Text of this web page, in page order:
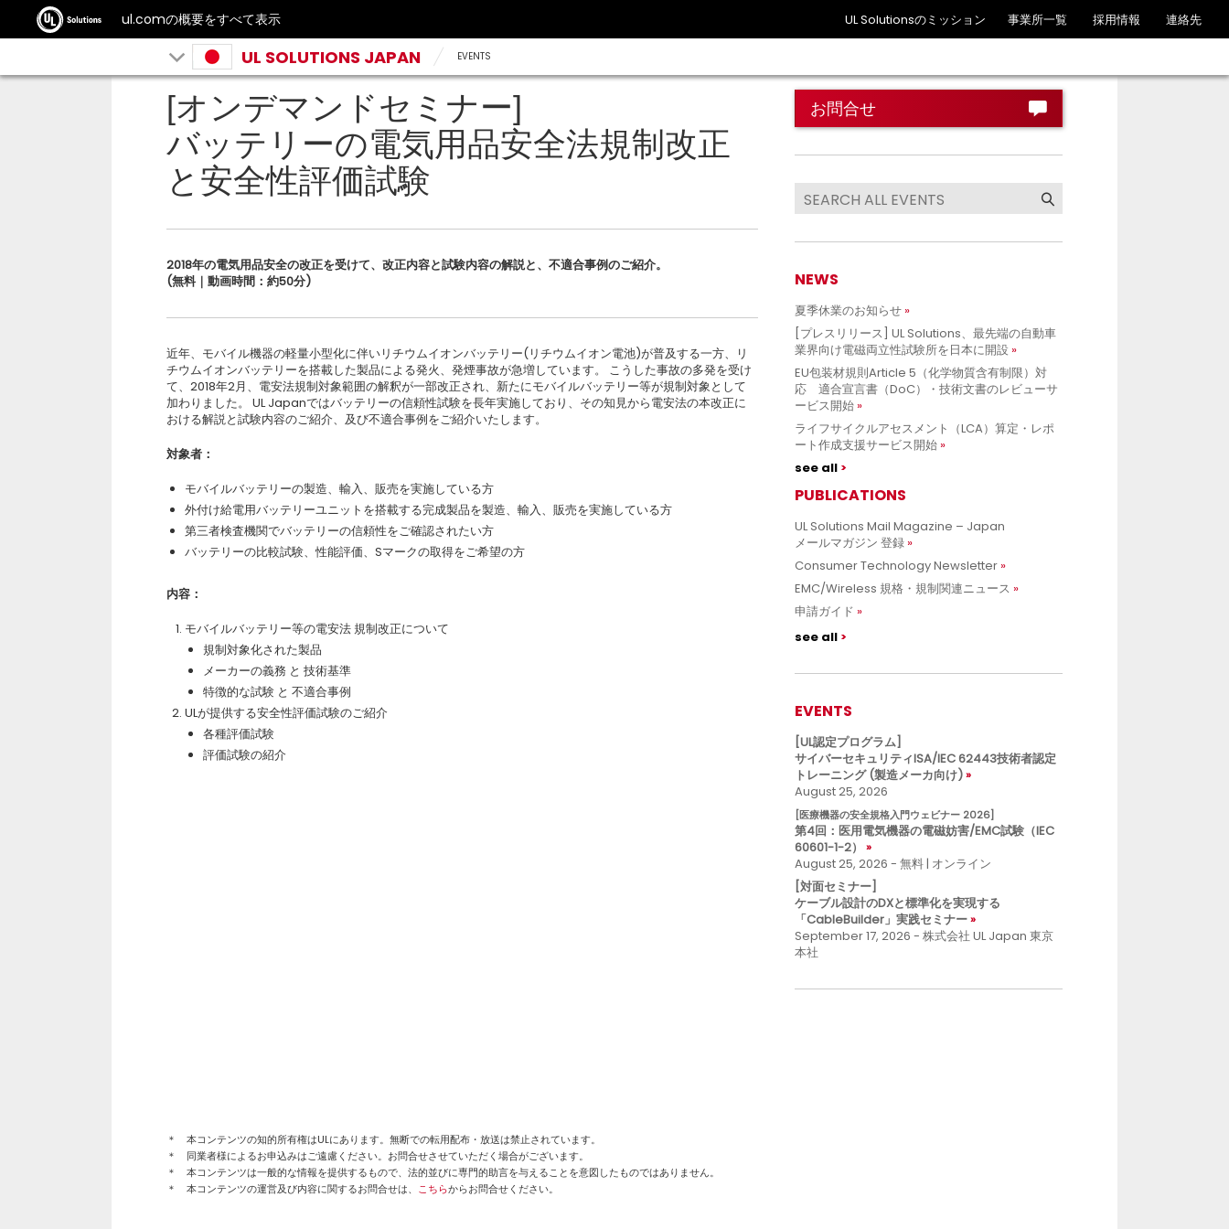
ul.comの概要をすべて表示 UL Solutionsのミッション 事業所一覧 採用情報 連絡先
UL SOLUTIONS JAPAN EVENTS
[オンデマンドセミナー]
バッテリーの電気用品安全法規制改正
と安全性評価試験
2018年の電気用品安全の改正を受けて、改正内容と試験内容の解説と、不適合事例のご紹介。
(無料｜動画時間：約50分)
近年、モバイル機器の軽量小型化に伴いリチウムイオンバッテリー(リチウムイオン電池)が普及する一方、リ
チウムイオンバッテリーを搭載した製品による発火、発煙事故が急増しています。 こうした事故の多発を受け
て、2018年2月、電安法規制対象範囲の解釈が一部改正され、新たにモバイルバッテリー等が規制対象として
加わりました。 UL Japanではバッテリーの信頼性試験を長年実施しており、その知見から電安法の本改正に
おける解説と試験内容のご紹介、及び不適合事例をご紹介いたします。
対象者：
モバイルバッテリーの製造、輸入、販売を実施している方
外付け給電用バッテリーユニットを搭載する完成製品を製造、輸入、販売を実施している方
第三者検査機関でバッテリーの信頼性をご確認されたい方
バッテリーの比較試験、性能評価、Sマークの取得をご希望の方
内容：
モバイルバッテリー等の電安法 規制改正について
規制対象化された製品
メーカーの義務 と 技術基準
特徴的な試験 と 不適合事例
ULが提供する安全性評価試験のご紹介
各種評価試験
評価試験の紹介
＊ 本コンテンツの知的所有権はULにあります。無断での転用配布・放送は禁止されています。
＊ 同業者様によるお申込みはご遠慮ください。お問合せさせていただく場合がございます。
＊ 本コンテンツは一般的な情報を提供するもので、法的並びに専門的助言を与えることを意図したものではありません。
＊ 本コンテンツの運営及び内容に関するお問合せは、 こちらからお問合せください。
お問合せ
NEWS
夏季休業のお知らせ
[プレスリリース] UL Solutions、最先端の自動車
業界向け電磁両立性試験所を日本に開設
EU包装材規則Article 5（化学物質含有制限）対
応 適合宣言書（DoC）・技術文書のレビューサ
ービス開始
ライフサイクルアセスメント（LCA）算定・レポ
ート作成支援サービス開始
see all
PUBLICATIONS
UL Solutions Mail Magazine – Japan
メールマガジン 登録
Consumer Technology Newsletter
EMC/Wireless 規格・規制関連ニュース
申請ガイド
see all
EVENTS
[UL認定プログラム]
サイバーセキュリティISA/IEC 62443技術者認定
トレーニング (製造メーカ向け)
August 25, 2026
[医療機器の安全規格入門ウェビナー 2026]
第4回：医用電気機器の電磁妨害/EMC試験（IEC
60601-1-2）
August 25, 2026 - 無料 | オンライン
[対面セミナー]
ケーブル設計のDXと標準化を実現する
「CableBuilder」実践セミナー
September 17, 2026 - 株式会社 UL Japan 東京
本社